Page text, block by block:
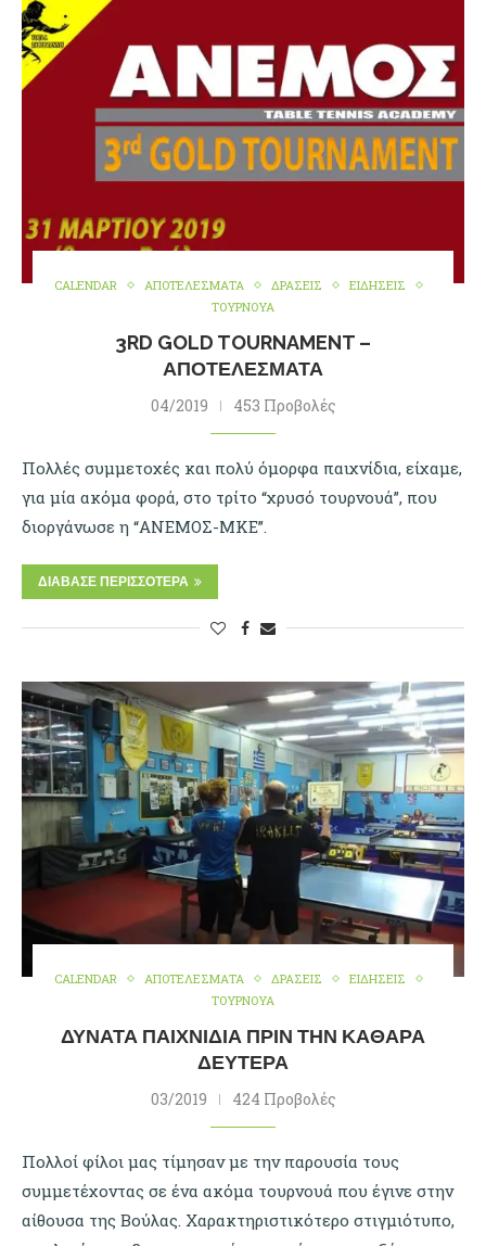
CALENDAR ΑΠΟΤΕΛΕΣΜΑΤΑ ΔΡΑΣΕΙΣ
ΕΙΔΗΣΕΙΣ
ΤΟΥΡΝΟΥΑ
3RD GOLD TOURNAMENT –
ΑΠΟΤΕΛΈΣΜΑΤΑ
04/2019 453 Προβολές
Πολλές συμμετοχές και πολύ όμορφα παιχνίδια, είχαμε,
για μία ακόμα φορά, στο τρίτο “χρυσό τουρνουά”, που
διοργάνωσε η “ΑΝΕΜΟΣ-ΜΚΕ”.
ΔΙΆΒΑΣΕ ΠΕΡΙΣΣΌΤΕΡΑ
CALENDAR ΑΠΟΤΕΛΕΣΜΑΤΑ ΔΡΑΣΕΙΣ
ΕΙΔΗΣΕΙΣ
ΤΟΥΡΝΟΥΑ
ΔΥΝΑΤΆ ΠΑΙΧΝΊΔΙΑ ΠΡΙΝ ΤΗΝ ΚΑΘΑΡΆ
ΔΕΥΤΈΡΑ
03/2019 424 Προβολές
Πολλοί φίλοι μας τίμησαν με την παρουσία τους
συμμετέχοντας σε ένα ακόμα τουρνουά που έγινε στην
αίθουσα της Βούλας. Χαρακτηριστικότερο στιγμιότυπο,